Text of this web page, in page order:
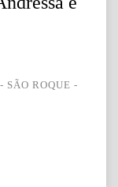
SÃO ROQUE -